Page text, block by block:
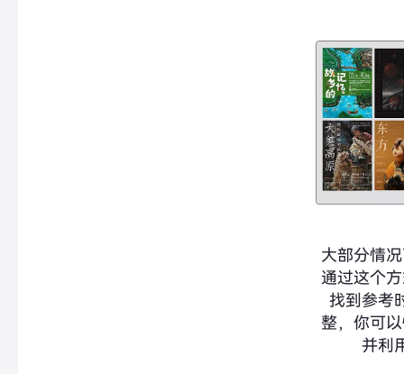
大部分情
通过这个
找到参考
整，你可
并利